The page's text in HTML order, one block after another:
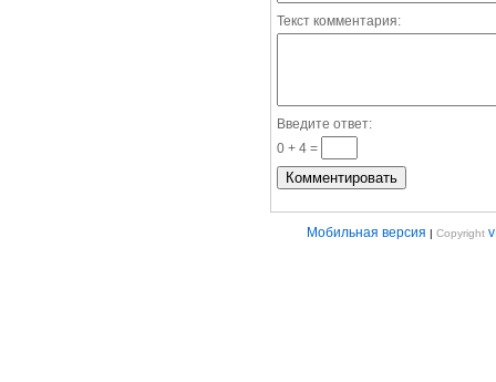
Текст комментария:
Введите ответ:
0 + 4 =
Мобильная версия | Copyright